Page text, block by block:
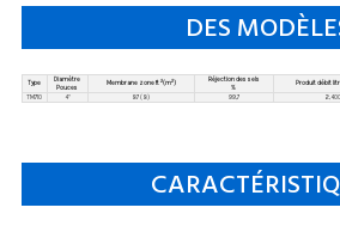
DES
Type
Diamètre
Pouces
Membrane zone ft 2(m2)
Réjection des sels
%
Produit débit
TM710
4" 87 (8) 99,7